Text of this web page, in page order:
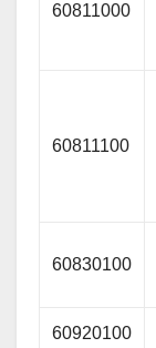
60811000
60811100
60830100
60920100